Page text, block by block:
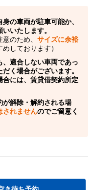
の車両が駐車可能か、
いたします。
のため、 サイズに余裕
しております）
適合しない車両であっ
く場合がございます。
には、賃貸借契約所定
が解除・解約される場
されませんのでご留意く